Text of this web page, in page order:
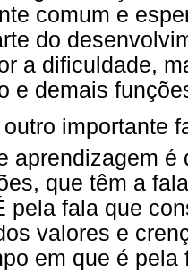
comum e
do
a dificuldade,
e demais
importante
aprendizagem
que têm a
pela fala que
valores e
em que é